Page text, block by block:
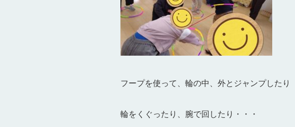
フープを使って、輪の中、外と ジャンプしたり
輪をくぐったり、 腕で回したり・・・